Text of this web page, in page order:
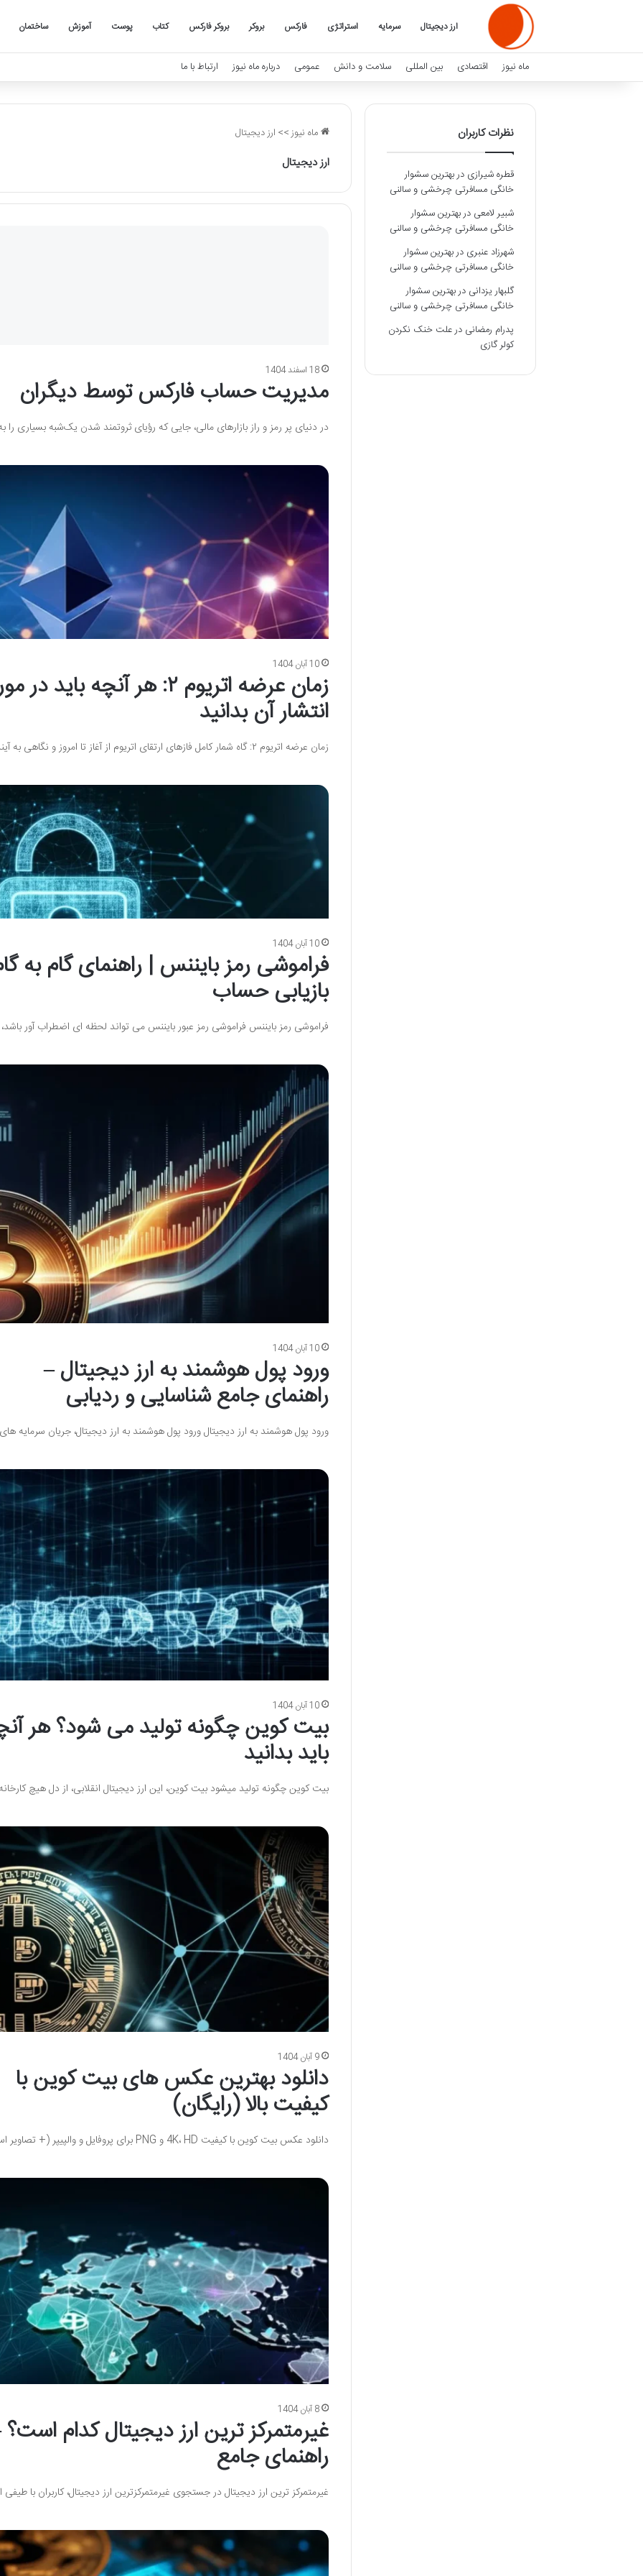
ارز دیجیتال سرمایه استراتژی فارکس بروکر بروکر فارکس کتاب پوست آموزش ساختمان
ماه نیوز اقتصادی بین المللی سلامت و دانش عمومی درباره ماه نیوز ارتباط با ما
ماه نیوز>> ارز دیجیتال
ارز دیجیتال
18 اسفند 1404
مدیریت حساب فارکس توسط دیگران
در دنیای پر رمز و راز بازارهای مالی، جایی که رؤیای ثروتمند شدن یک‌شبه بسیاری
10 آبان 1404
زمان عرضه اتریوم ۲: هر آنچه باید در
انتشار آن بدانید
زمان عرضه اتریوم ۲: گاه شمار کامل فازهای ارتقای اتریوم از آغاز تا امروز و نگاهی به آینده اتریوم ۲،…
10 آبان 1404
فراموشی رمز بایننس | راهنمای گام به
بازیابی حساب
فراموشی رمز بایننس فراموشی رمز عبور بایننس می تواند لحظه ای اضطراب آور
10 آبان 1404
ورود پول هوشمند به ارز دیجیتال –
راهنمای جامع شناسایی و ردیابی
ورود پول هوشمند به ارز دیجیتال ورود پول هوشمند به ارز دیجیتال، جریان سرمایه
10 آبان 1404
بیت کوین چگونه تولید می شود؟ هر
باید بدانید
بیت کوین چگونه تولید میشود بیت کوین، این ارز دیجیتال انقلابی، از دل هیچ
9 آبان 1404
دانلود بهترین عکس های بیت کوین با
کیفیت بالا (رایگان)
دانلود عکس بیت کوین با کیفیت 4K، HD و PNG برای پروفایل و والپیپر (+ تصاویر استوک رایگان) افراد زیادی…
8 آبان 1404
غیرمتمرکز ترین ارز دیجیتال کدام
راهنمای جامع
غیرمتمرکز ترین ارز دیجیتال در جستجوی غیرمتمرکزترین ارز دیجیتال، کاربران با
نظرات کاربران
قطره شیرازی دربهترین سشوار
خانگی مسافرتی چرخشی و سالنی
شبیر لامعی دربهترین سشوار
خانگی مسافرتی چرخشی و سالنی
شهرزاد عنبری دربهترین سشوار
خانگی مسافرتی چرخشی و سالنی
گلبهار یزدانی دربهترین سشوار
خانگی مسافرتی چرخشی و سالنی
پدرام رمضانی درعلت خنک نکردن
کولر گازی